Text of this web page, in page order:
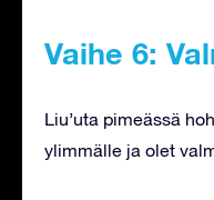
Vaihe 6:
Liu’uta pimeässä
ylimmälle ja olet